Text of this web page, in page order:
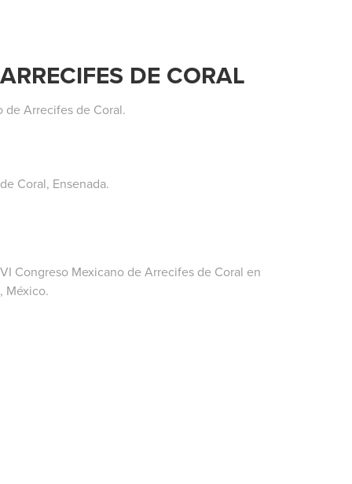
DE CORAL
de Arrecifes de Coral.
Coral, Ensenada.
Congreso Mexicano de Arrecifes de Coral en
México.